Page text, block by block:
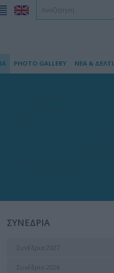
PHOTO GALLERY ΝΕΑ &
ΣΥΝΕΔΡΙΑ
Συνέδρια 2027
Συνέδρια 2026